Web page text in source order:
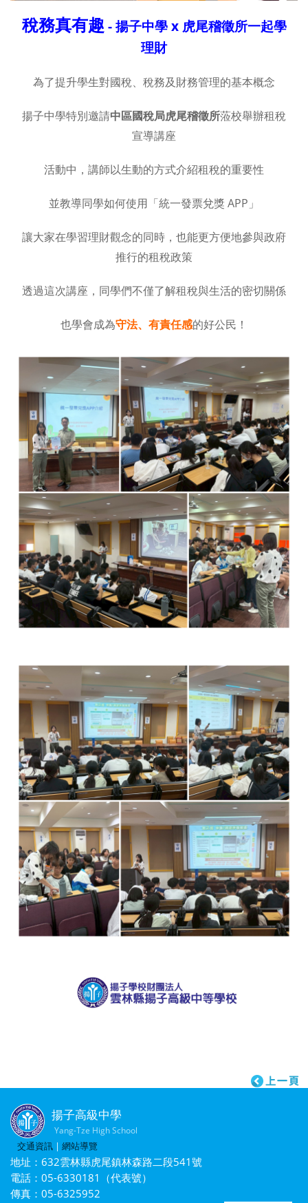
稅務真有趣 - 揚子中學 x 虎尾稽徵所一起學
理財
為了提升學生對國稅、稅務及財務管理的基本概念
揚子中學特別邀請中區國稅局虎尾稽徵所蒞校舉辦租稅
宣導講座
活動中，講師以生動的方式介紹租稅的重要性
並教導同學如何使用「統一發票兌獎 APP」
讓大家在學習理財觀念的同時，也能更方便地參與政府
推行的租稅政策
透過這次講座，同學們不僅了解租稅與生活的密切關係
也學會成為守法、有責任感的好公民！
揚子高級中學
Yang-Tze High School
交通資訊 | 網站導覽
地址：632雲林縣虎尾鎮林森路二段541號
電話：05-6330181（代表號）
傳真：05-6325952